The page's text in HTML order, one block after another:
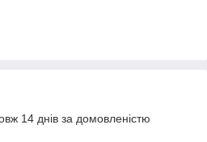
14 днів за домовленістю